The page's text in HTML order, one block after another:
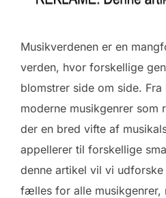
Musikverdenen er en
verden, hvor forskellige
blomstrer side om side.
moderne musikgenrer
der en bred vifte af
appellerer til forskellige
denne artikel vil vi
fælles for alle musikgenrer,